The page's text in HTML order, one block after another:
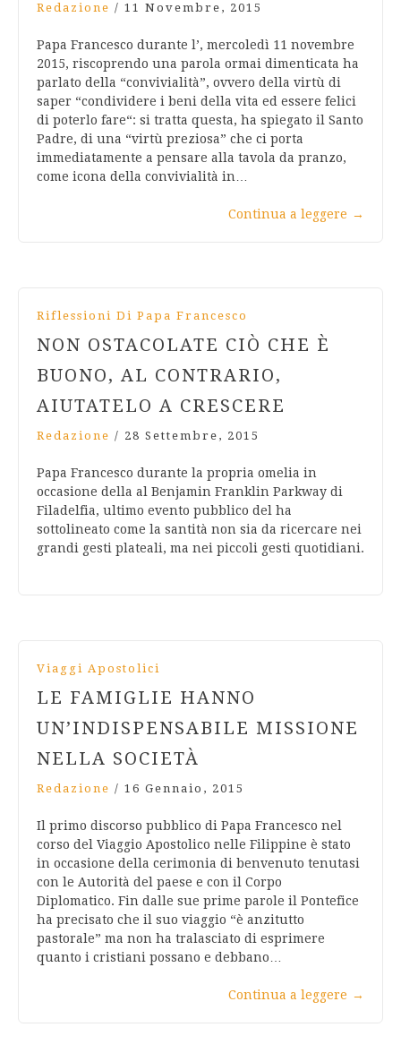
Redazione / 11 Novembre, 2015
Papa Francesco durante l’, mercoledì 11 novembre
2015, riscoprendo una parola ormai dimenticata ha
parlato della “convivialità”, ovvero della virtù di
saper “condividere i beni della vita ed essere felici
di poterlo fare“: si tratta questa, ha spiegato il Santo
Padre, di una “virtù preziosa” che ci porta
immediatamente a pensare alla tavola da pranzo,
come icona della convivialità in…
Continua a leggere →
Riflessioni Di Papa Francesco
NON OSTACOLATE CIÒ CHE È
BUONO, AL CONTRARIO,
AIUTATELO A CRESCERE
Redazione / 28 Settembre, 2015
Papa Francesco durante la propria omelia in
occasione della al Benjamin Franklin Parkway di
Filadelfia, ultimo evento pubblico del ha
sottolineato come la santità non sia da ricercare nei
grandi gesti plateali, ma nei piccoli gesti quotidiani.
Viaggi Apostolici
LE FAMIGLIE HANNO
UN’INDISPENSABILE MISSIONE
NELLA SOCIETÀ
Redazione / 16 Gennaio, 2015
Il primo discorso pubblico di Papa Francesco nel
corso del Viaggio Apostolico nelle Filippine è stato
in occasione della cerimonia di benvenuto tenutasi
con le Autorità del paese e con il Corpo
Diplomatico. Fin dalle sue prime parole il Pontefice
ha precisato che il suo viaggio “è anzitutto
pastorale” ma non ha tralasciato di esprimere
quanto i cristiani possano e debbano…
Continua a leggere →